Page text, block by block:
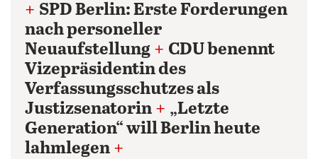
+ SPD Berlin: Erste Forderungen
nach personeller
Neuaufstellung + CDU benennt
Vizepräsidentin des
Verfassungsschutzes als
Justizsenatorin + „Letzte
Generation“ will Berlin heute
lahmlegen +